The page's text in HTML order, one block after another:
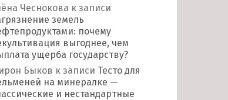
Чеснокова к записи
земель
почему
выгоднее, чем
ущерба государству?
Быков к записи Тесто для
на минералке —
и нестандартные